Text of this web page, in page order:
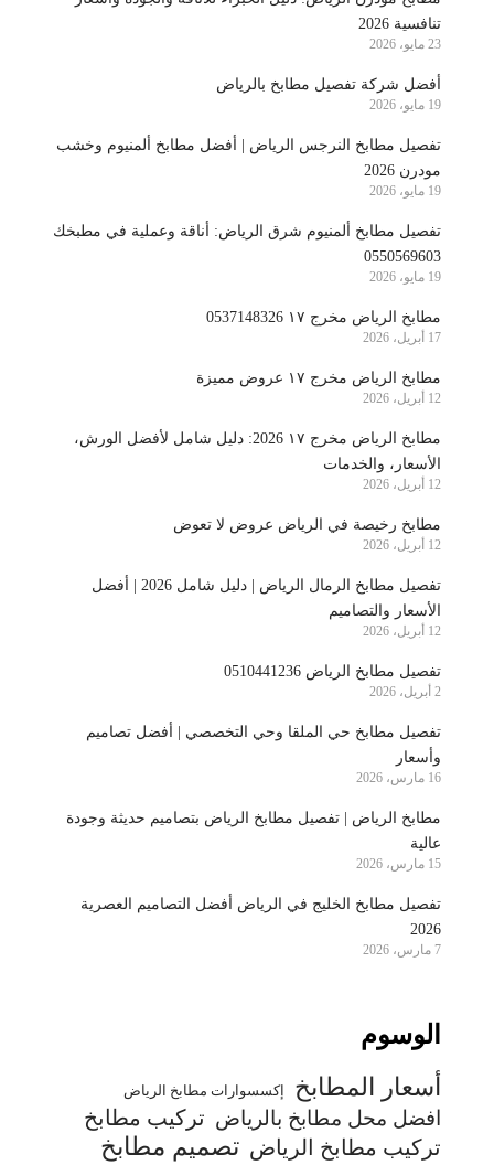
تنافسية 2026
23 مايو، 2026
أفضل شركة تفصيل مطابخ بالرياض
19 مايو، 2026
تفصيل مطابخ النرجس الرياض | أفضل مطابخ ألمنيوم وخشب
مودرن 2026
19 مايو، 2026
تفصيل مطابخ ألمنيوم شرق الرياض: أناقة وعملية في مطبخك
0550569603
19 مايو، 2026
مطابخ الرياض مخرج ١٧ 0537148326
17 أبريل، 2026
مطابخ الرياض مخرج ١٧ عروض مميزة
12 أبريل، 2026
مطابخ الرياض مخرج ١٧ 2026: دليل شامل لأفضل الورش،
الأسعار، والخدمات
12 أبريل، 2026
مطابخ رخيصة في الرياض عروض لا تعوض
12 أبريل، 2026
تفصيل مطابخ الرمال الرياض | دليل شامل 2026 | أفضل
الأسعار والتصاميم
12 أبريل، 2026
تفصيل مطابخ الرياض 0510441236
2 أبريل، 2026
تفصيل مطابخ حي الملقا وحي التخصصي | أفضل تصاميم
وأسعار
16 مارس، 2026
مطابخ الرياض | تفصيل مطابخ الرياض بتصاميم حديثة وجودة
عالية
15 مارس، 2026
تفصيل مطابخ الخليج في الرياض أفضل التصاميم العصرية
2026
7 مارس، 2026
الوسوم
أسعار المطابخ إكسسوارات مطابخ الرياض
افضل محل مطابخ بالرياض تركيب مطابخ
تركيب مطابخ الرياض تصميم مطابخ